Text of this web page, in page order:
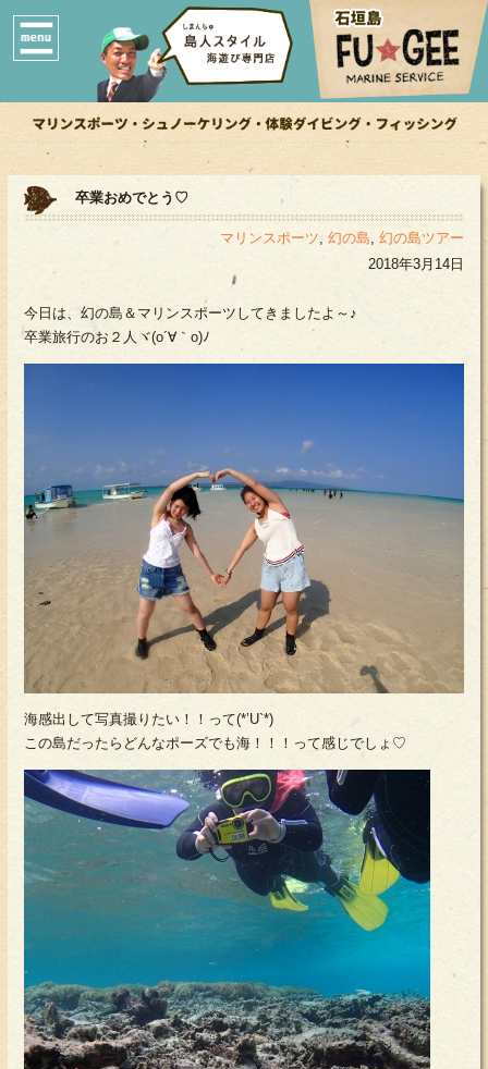
卒業おめでとう♡
マリンスポーツ, 幻の島, 幻の島ツアー
2018年3月14日
今日は、幻の島＆マリンスポーツしてきましたよ～♪
卒業旅行のお２人ヾ(o´∀｀o)ﾉ
海感出して写真撮りたい！！って(*’U`*)
この島だったらどんなポーズでも海！！！って感じでしょ♡